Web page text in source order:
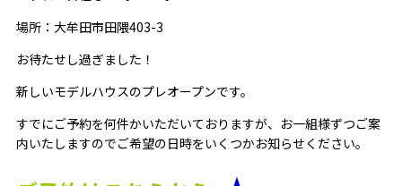
場所：大牟田市田隈403-3
お待たせし過ぎました！
新しいモデルハウスのプレオープンです。
すでにご予約を何件かいただいておりますが、お一組様ずつご案
内いたしますのでご希望の日時をいくつかお知らせください。